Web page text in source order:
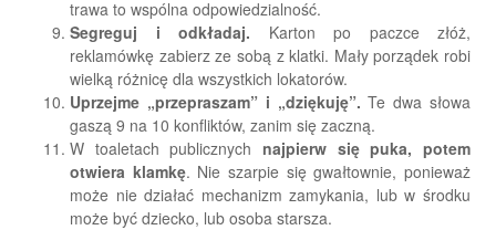
trawa to wspólna odpowiedzialność.
Segreguj i odkładaj. Karton po paczce złóż,
reklamówkę zabierz ze sobą z klatki. Mały porządek robi
wielką różnicę dla wszystkich lokatorów.
Uprzejme „przepraszam” i „dziękuję”. Te dwa słowa
gaszą 9 na 10 konfliktów, zanim się zaczną.
W toaletach publicznych najpierw się puka, potem
otwiera klamkę. Nie szarpie się gwałtownie, ponieważ
może nie działać mechanizm zamykania, lub w środku
może być dziecko, lub osoba starsza.